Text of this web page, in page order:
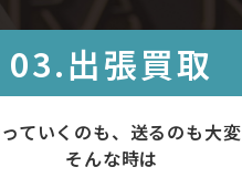
03.出張買取
ていくのも、送るのも大変
そんな時は